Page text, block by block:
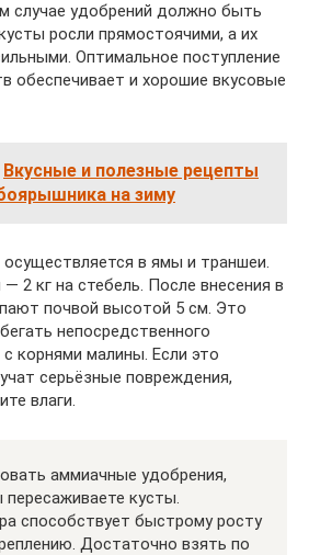
случае удобрений должно быть
росли прямостоячими, а их
Оптимальное поступление
обеспечивает и хорошие вкусовые
Вкусные и полезные рецепты
на зиму
в ямы и траншеи.
2 кг на стебель. После внесения в
почвой высотой 5 см. Это
непосредственного
корнями малины. Если это
серьёзные повреждения,
влаги.
аммиачные удобрения,
кусты.
способствует быстрому росту
Достаточно взять по